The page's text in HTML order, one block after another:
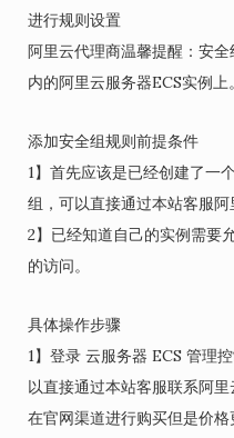
进行规则设置
阿里云代理商温馨提醒：安
内的阿里云服务器ECS实例上。
添加安全组规则前提条件
1】首先应该是已经创建了一
组，可以直接通过本站客服阿
2】已经知道自己的实例需要
的访问。
具体操作步骤
1】登录 云服务器 ECS 管理
以直接通过本站客服联系阿
在官网渠道进行购买但是价格